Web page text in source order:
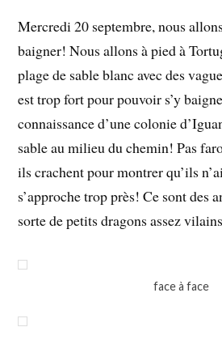
Mercredi 20 septembre, nous
baigner! Nous allons à pied à
plage de sable blanc avec des
est trop fort pour pouvoir s’y
connaissance d’une colonie
sable au milieu du chemin! Pas
ils crachent pour montrer qu’ils
s’approche trop près! Ce sont des
sorte de petits dragons assez
face à face